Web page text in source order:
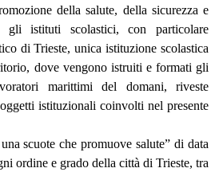
della salute, della sicurezza e
gli istituti scolastici, con particolare
di Trieste, unica istituzione scolastica
dove vengono istruiti e formati gli
marittimi del domani, riveste
istituzionali coinvolti nel presente
scuote che promuove salute” di data
ordine e grado della città di Trieste, tra